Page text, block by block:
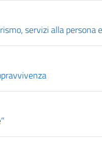
servizi alla persona